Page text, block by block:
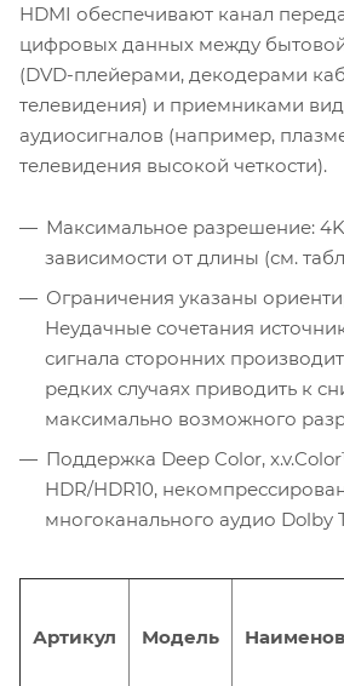
HDMI обеспечивают канал
цифровых данных между
(DVD-плейерами, декодерами
телевидения) и приемниками
аудиосигналов (например,
телевидения высокой четкости).
Максимальное разрешение:
зависимости от длины (см.
Ограничения указаны
Неудачные сочетания
сигнала сторонних
редких случаях приводить к
максимально возможного
Поддержка Deep Color,
HDR/HDR10,
многоканального аудио Dolby
Артикул Модель